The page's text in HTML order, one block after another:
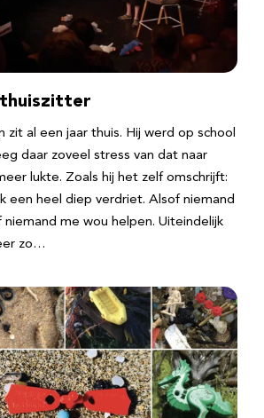
thuiszitter
zit al een jaar thuis. Hij werd op school
daar zoveel stress van dat naar
lukte. Zoals hij het zelf omschrijft:
een heel diep verdriet. Alsof niemand
me wou helpen. Uiteindelijk
zo…